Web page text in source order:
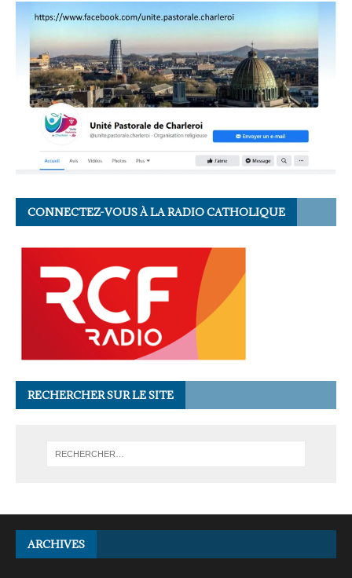
CONNECTEZ-VOUS À LA RADIO CATHOLIQUE
RECHERCHER SUR LE SITE
ARCHIVES